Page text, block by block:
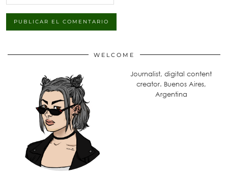
WELCOME
Journalist, digital content
creator. Buenos Aires,
Argentina